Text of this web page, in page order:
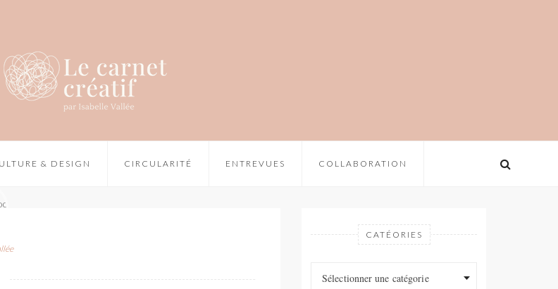
& DESIGN CIRCULARITÉ ENTREVUES COLLABORATION
CATÉORIES
Sélectionner une catégorie